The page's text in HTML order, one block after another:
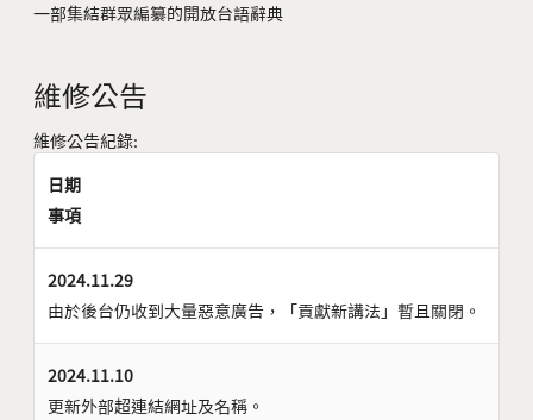
一部集結群眾編纂的開放台語辭典
維修公告
維修公告紀錄:
日期
事項
2024.11.29
由於後台仍收到大量惡意廣告，「貢獻新講法」暫且關閉。
2024.11.10
更新外部超連結網址及名稱。